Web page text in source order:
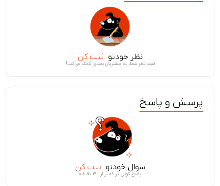
نظر خودتو ثبت کن
ثبت نظر شما، به مشتریان بعدی کمک می‌کند!
پرسش و پاسخ
سوال خودتو ثبت کن
پاسخ گویی در کمتر از ۳۰ دقیقه